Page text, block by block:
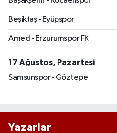
Beşiktaş - Eyüpspor
Amed - Erzurumspor FK
17 Ağustos, Pazartesi
Samsunspor - Göztepe
Yazarlar